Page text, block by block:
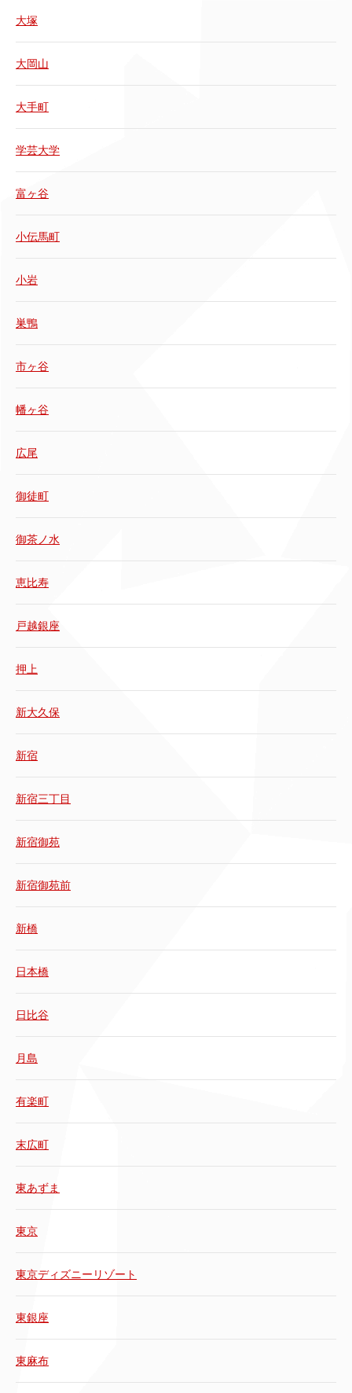
大塚
大岡山
大手町
学芸大学
富ヶ谷
小伝馬町
小岩
巣鴨
市ヶ谷
幡ヶ谷
広尾
御徒町
御茶ノ水
恵比寿
戸越銀座
押上
新大久保
新宿
新宿三丁目
新宿御苑
新宿御苑前
新橋
日本橋
日比谷
月島
有楽町
末広町
東あずま
東京
東京ディズニーリゾート
東銀座
東麻布